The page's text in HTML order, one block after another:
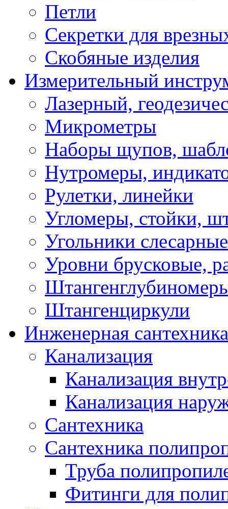
Петли
Секретки для
Скобяные изделия
Измерительный
Лазерный,
Микрометры
Наборы щупов,
Нутромеры,
Рулетки, линейки
Угломеры, стойки,
Угольники слесарные
Уровни брусковые,
Штангенциркули
Инженерная сантехника
Канализация
Канализация
Канализация
Сантехника
Сантехника
Труба
Фитинги для